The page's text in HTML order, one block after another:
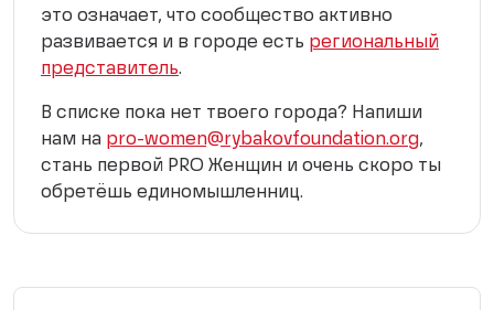
это означает, что сообщество активно
развивается и в городе есть региональный
представитель.
В списке пока нет твоего города? Напиши
нам на pro-women@rybakovfoundation.org,
стань первой PRO Женщин и очень скоро ты
обретёшь единомышленниц.